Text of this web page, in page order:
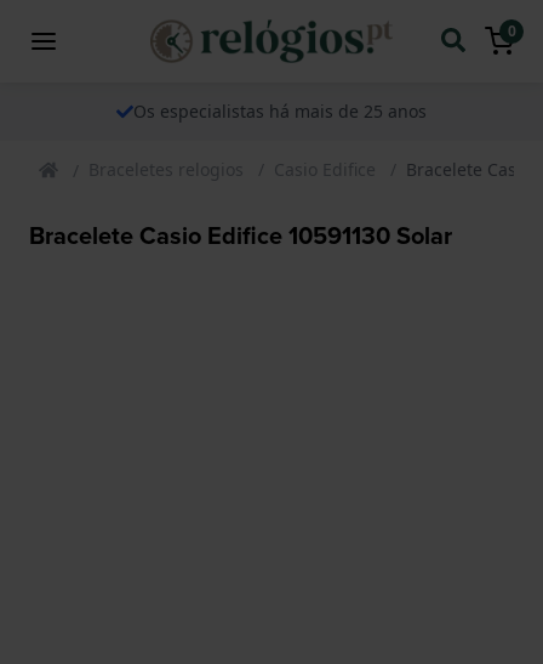
0
Os especialistas há mais de 25 anos
Braceletes relogios Casio Edifice Bracelete Casio
Bracelete Casio Edifice 10591130 Solar